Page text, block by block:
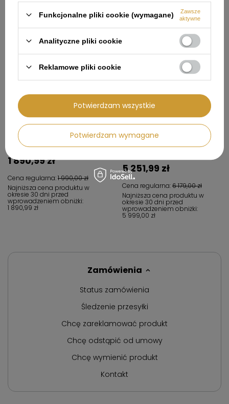
Okap przyścienny GLOBALO
LONATIO 90.2 BLACK
Cena regularna:1 990,00 zł
1 890,99 zł
Najniższa cena produktu w
okresie 30 dni przed
wprowadzeniem obniżki:
1 890,99 zł
Suszarka wolnostojąca 8kg
SMEG DNP09SEBIN Steam LED
Cena regularna:6 179,00 zł
5 251,99 zł
Najniższa cena produktu w
okresie 30 dni przed
wprowadzeniem obniżki:
5 999,00 zł
Zamówienia
Status zamówienia
Śledzenie przesyłki
Chcę zareklamować produkt
Chcę odstąpić od umowy
Chcę wymienić produkt
Kontakt
Funkcjonalne pliki cookie (wymagane)
Zawsze
aktywne
Analityczne pliki cookie
Reklamowe pliki cookie
Potwierdzam wymagane
Potwierdzam wszystkie